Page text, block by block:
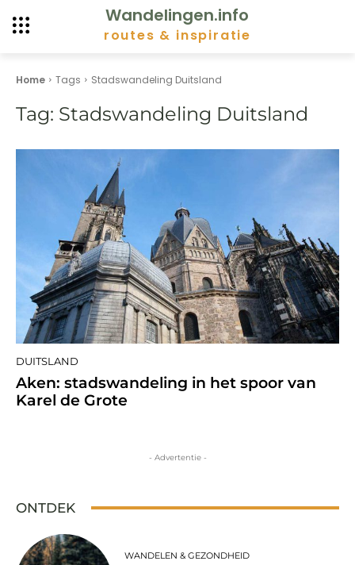
Wandelingen.info
routes & inspiratie
Home Tags Stadswandeling Duitsland
Tag: Stadswandeling Duitsland
DUITSLAND
Aken: stadswandeling in het spoor van
Karel de Grote
- Advertentie -
ONTDEK
WANDELEN & GEZONDHEID